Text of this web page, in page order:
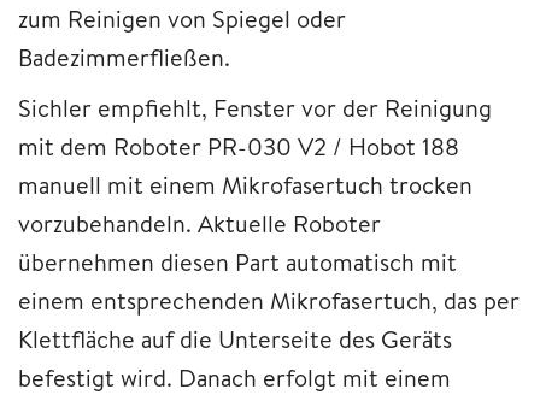
zum Reinigen von Spiegel oder
Badezimmerfließen.
Sichler empfiehlt, Fenster vor der Reinigung
mit dem Roboter PR-030 V2 / Hobot 188
manuell mit einem Mikrofasertuch trocken
vorzubehandeln. Aktuelle Roboter
übernehmen diesen Part automatisch mit
einem entsprechenden Mikrofasertuch, das per
Klettfläche auf die Unterseite des Geräts
befestigt wird. Danach erfolgt mit einem